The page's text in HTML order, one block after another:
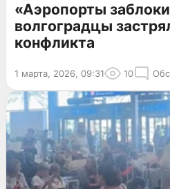
«Аэропорты
волгоградцы
конфликта
1 марта, 2026, 09:31 10